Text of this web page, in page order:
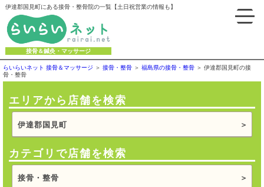
伊達郡国見町にある接骨・整骨院の一覧【土日祝営業の情報も】
接骨＆鍼灸・マッサージ
らいらいネット 接骨＆マッサージ 接骨・整骨 福島県の接骨・整骨
伊達郡国見町の接
骨・整骨
エリアから店舗を検索
伊達郡国見町
カテゴリで店舗を検索
接骨・整骨